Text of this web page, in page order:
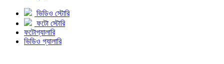
ভিডিও স্টোরি
ফটো স্টোরি
ফটোগ্যালারি
ভিডিও গ্যালারি